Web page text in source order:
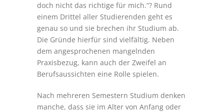
doch nicht das richtige für mich.“? Rund
einem Drittel aller Studierenden geht es
genau so und sie brechen ihr Studium ab.
Die Gründe hierfür sind vielfältig. Neben
dem angesprochenen mangelnden
Praxisbezug, kann auch der Zweifel an
Berufsaussichten eine Rolle spielen.
Nach mehreren Semestern Studium denken
manche, dass sie im Alter von Anfang oder